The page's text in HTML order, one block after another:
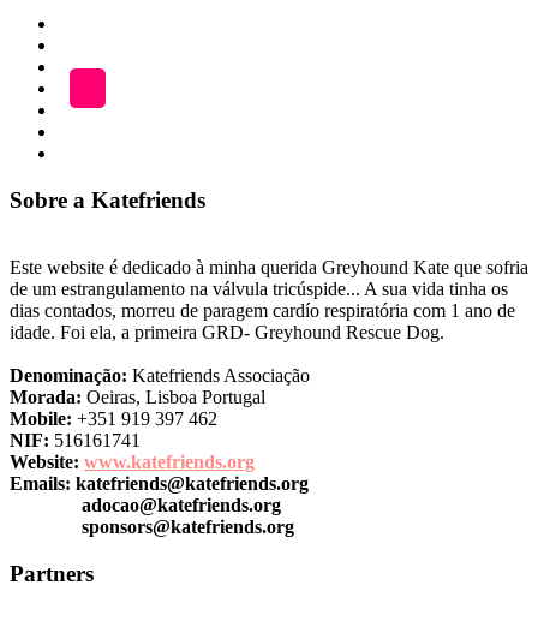
ADOÇÃO
LOJA
Sobre a Katefriends
Este website é dedicado à minha querida Greyhound Kate que sofria
de um estrangulamento na válvula tricúspide... A sua vida tinha os
dias contados, morreu de paragem cardío respiratória com 1 ano de
idade. Foi ela, a primeira GRD- Greyhound Rescue Dog.
Denominação: Katefriends Associação
Morada: Oeiras, Lisboa Portugal
Mobile: +351 919 397 462
NIF: 516161741
Website: www.katefriends.org
Emails: katefriends@katefriends.org
adocao@katefriends.org
sponsors@katefriends.org
Partners